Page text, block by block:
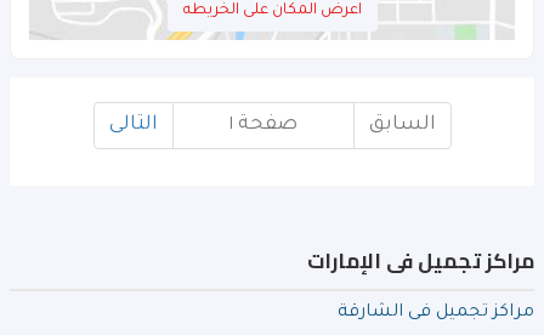
اعرض المكان على الخريطه
السابق صفحة ١ التالى
مراكز تجميل فى الإمارات
مراكز تجميل فى الشارقة